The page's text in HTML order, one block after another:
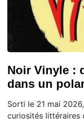
Noir Vinyle :
dans un
Sorti le 21 mai
curiosités littéraires